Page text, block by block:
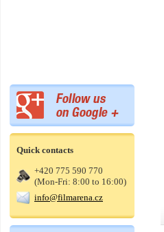
Quick contacts
+420 775 590 770
(Mon-Fri: 8:00 to 16:00)
info@filmarena.cz